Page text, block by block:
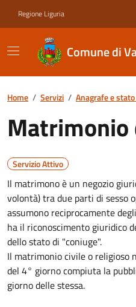
Regione Liguria
Comune di
Home / Servizi / Anagrafe e
Matrimonio
Servizio Attivo
Il matrimono è un negozio
volontà) tra due parti di sesso
assumono reciprocamente
ha il riconoscimento giuridico
dello stato di "coniuge".
Il matrimonio civile o religioso
del 4° giorno compiuta la
giorno delle stessa.